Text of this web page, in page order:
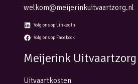
welkom@meijerinkuitvaartzorg.nl
Volg ons op LinkedIn
Volg ons op Facebook
Meijerink Uitvaartzorg
Uitvaartkosten